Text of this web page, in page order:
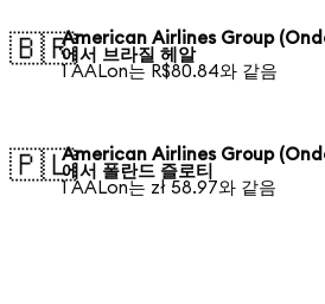
🇧🇷American Airlines Group
에서 브라질 헤알
1 AALon는 R$80.84와 같음
🇵🇱American Airlines Group
에서 폴란드 즐로티
1 AALon는 zł 58.97와 같음